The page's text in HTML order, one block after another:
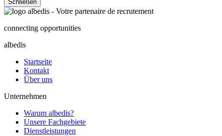
Schließen
connecting opportunities
albedis
Startseite
Kontakt
Über uns
Unternehmen
Warum albedis?
Unsere Fachgebiete
Dienstleistungen